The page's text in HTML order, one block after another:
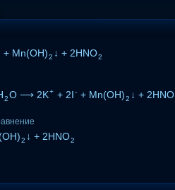
Mn(OH)2 ↓ + 2HNO2
2O ⟶ 2K+ + 2I- + Mn(OH)2 ↓ + 2HNO
2 ↓ + 2HNO2